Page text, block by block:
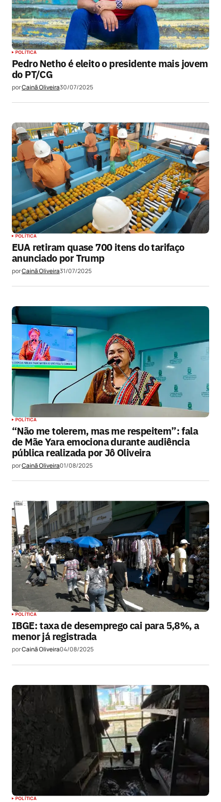
POLÍTICA
Pedro Netho é eleito o presidente mais jovem
do PT/CG
porCainã Oliveira30/07/2025
POLÍTICA
EUA retiram quase 700 itens do tarifaço
anunciado por Trump
porCainã Oliveira31/07/2025
POLÍTICA
“Não me tolerem, mas me respeitem”: fala
de Mãe Yara emociona durante audiência
pública realizada por Jô Oliveira
porCainã Oliveira01/08/2025
POLÍTICA
IBGE: taxa de desemprego cai para 5,8%, a
menor já registrada
porCainã Oliveira04/08/2025
POLÍTICA